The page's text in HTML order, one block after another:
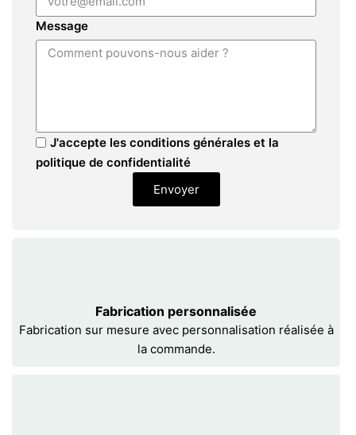
Message
J'accepte les conditions générales et la
politique de confidentialité
Envoyer
Fabrication personnalisée
Fabrication sur mesure avec personnalisation réalisée à
la commande.